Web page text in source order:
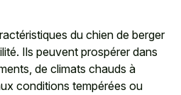
du chien de berger
Ils peuvent prospérer dans
de climats chauds à
conditions tempérées ou